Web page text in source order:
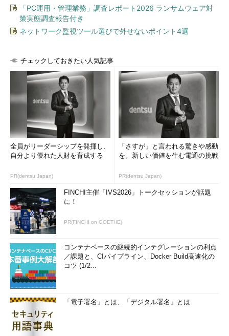
「PC運用・管理業務」調査レポート2026 ランサムウェア対
策実態調査報告付き
ネットワーク監視ツール選びで外せないポイント4選
チェックしておきたい人気記事
全員がリーダーシップを発揮し、
自分より優れた人財を育成する
PR(dentsu Japan)
「さすが」と言われる驚きや感動
を。新しい価値を生む電通の挑戦
PR(dentsu Japan)
FINCHI主催「IVS2026」トークセッションが話題
に！
PR(FINCHI on GOETHE)
コンテナベースの継続的インテグレーションの利点
／課題と、CIパイプライン、Docker Build高速化の
コツ (1/2...
「電子署名」とは、「デジタル署名」とは